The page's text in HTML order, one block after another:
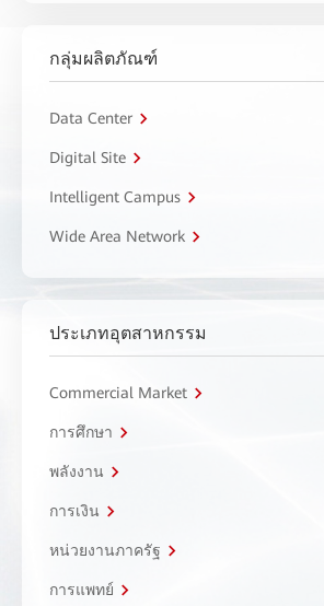
กลุ่มผลิตภัณฑ์
Data Center
Digital Site
Intelligent Campus
Wide Area Network
ประเภทอุตสาหกรรม
Commercial Market
การศึกษา
พลังงาน
การเงิน
หน่วยงานภาครัฐ
การแพทย์